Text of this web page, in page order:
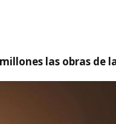
las obras de